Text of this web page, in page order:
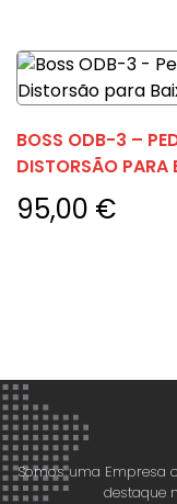
BOSS ODB-3 –
DISTORSÃO PARA
95,00 €
Somos uma Empresa
destaque